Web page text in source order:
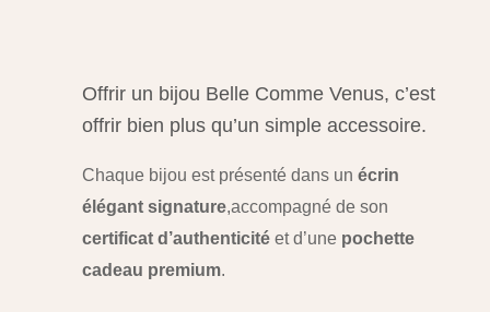
Offrir un bijou Belle Comme Venus, c’est
offrir bien plus qu’un simple accessoire.
Chaque bijou est présenté dans un écrin
élégant signature,accompagné de son
certificat d’authenticitéet d’une pochette
cadeau premium.